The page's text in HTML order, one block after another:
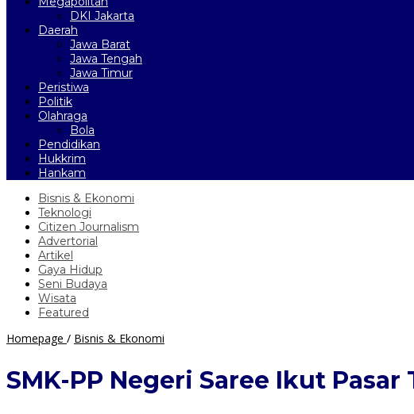
DKI Jakarta
Daerah
Jawa Barat
Jawa Tengah
Jawa Timur
Peristiwa
Politik
Olahraga
Bola
Pendidikan
Hukkrim
Hankam
Bisnis & Ekonomi
Teknologi
Citizen Journalism
Advertorial
Artikel
Gaya Hidup
Seni Budaya
Wisata
Featured
Homepage / Bisnis & Ekonomi
Negeri
Saree
SMK-PP Negeri Saree Ikut